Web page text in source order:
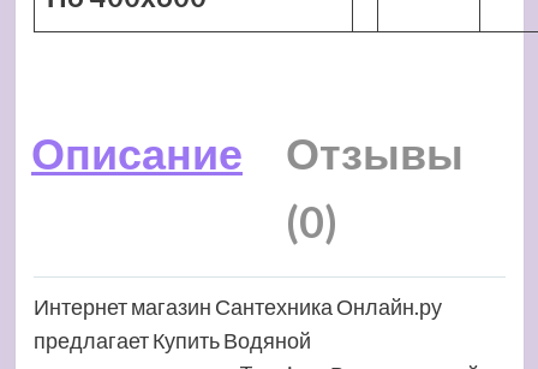
Описание
Отзывы
(0)
Интернет магазин Сантехника Онлайн.ру
предлагает Купить Водяной